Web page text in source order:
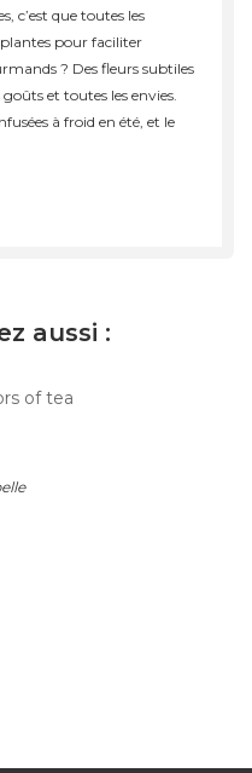
c’est que toutes les
pour faciliter
? Des fleurs subtiles
et toutes les envies.
à froid en été, et le
aussi :